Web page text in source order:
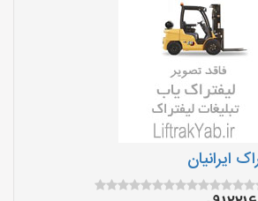
ایرانیان